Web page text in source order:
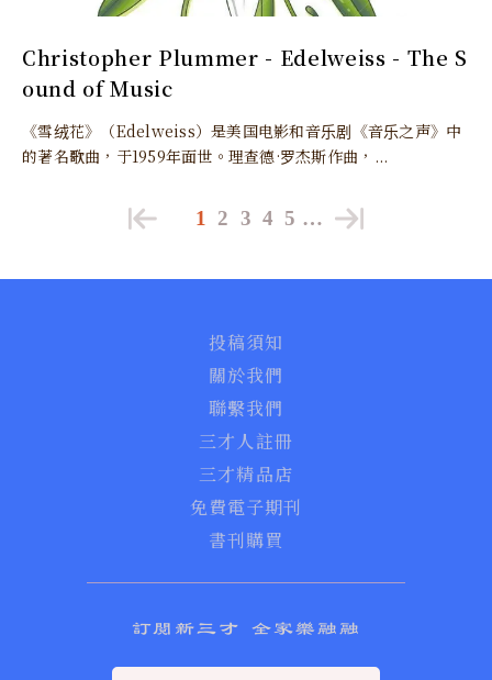
Christopher Plummer - Edelweiss - The S
ound of Music
《雪绒花》（Edelweiss）是美国电影和音乐剧《音乐之声》中
的著名歌曲，于1959年面世。理查德·罗杰斯作曲，...
1 2 3 4 5 …
投稿須知
關於我們
聯繫我們
三才人註冊
三才精品店
免費電子期刊
書刊購買
訂閱新三才 全家樂融融